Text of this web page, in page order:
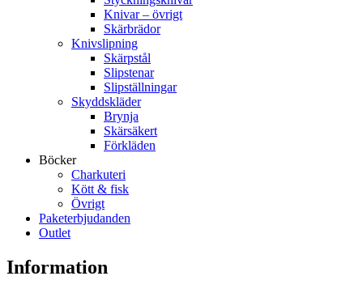
Knivar – övrigt
Skärbrädor
Knivslipning
Skärpstål
Slipstenar
Slipställningar
Skyddskläder
Brynja
Skärsäkert
Förkläden
Böcker
Charkuteri
Kött & fisk
Övrigt
Paketerbjudanden
Outlet
Information